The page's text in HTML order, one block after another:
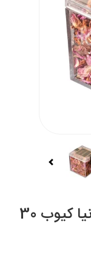
دمنوش دلشاد محمد ساعدی نیا کیوب 30